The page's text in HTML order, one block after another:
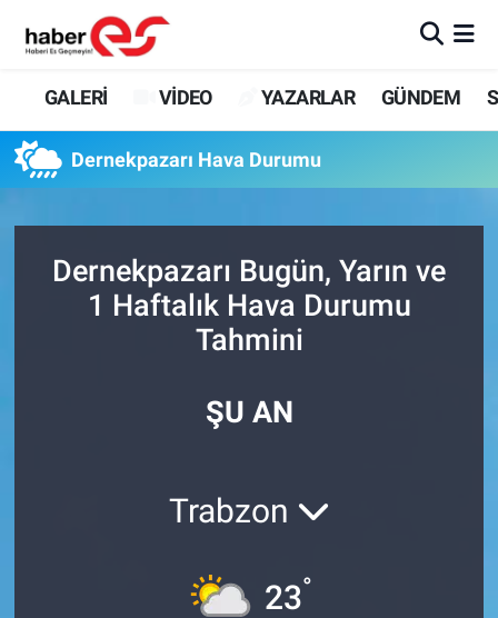
GALERİ VİDEO YAZARLAR GÜNDEM
Dernekpazarı Hava Durumu
Dernekpazarı Bugün, Yarın ve
1 Haftalık Hava Durumu
Tahmini
ŞU AN
Trabzon
23°
GALERİ
GÜNDEM
SİYASET
Eskişehir Nöbetçi Eczaneler
Süper Lig Puan Durumu ve Fikstür
Tüm Manşetler